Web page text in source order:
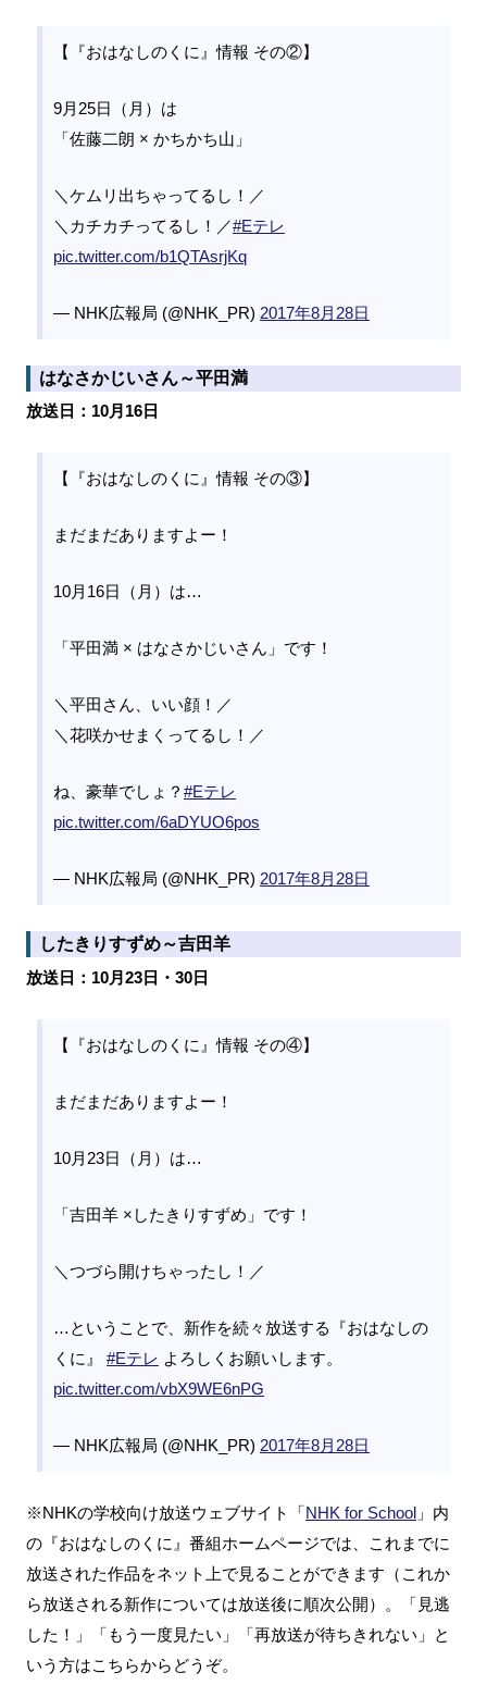
【『おはなしのくに』情報 その②】
9月25日（月）は
「佐藤二朗 × かちかち山」
＼ケムリ出ちゃってるし！／
＼カチカチってるし！／#Eテレ
pic.twitter.com/b1QTAsrjKq
— NHK広報局 (@NHK_PR) 2017年8月28日
はなさかじいさん～平田満
放送日：10月16日
【『おはなしのくに』情報 その③】
まだまだありますよー！
10月16日（月）は…
「平田満 × はなさかじいさん」です！
＼平田さん、いい顔！／
＼花咲かせまくってるし！／
ね、豪華でしょ？ #Eテレ
pic.twitter.com/6aDYUO6pos
— NHK広報局 (@NHK_PR) 2017年8月28日
したきりすずめ～吉田羊
放送日：10月23日・30日
【『おはなしのくに』情報 その④】
まだまだありますよー！
10月23日（月）は…
「吉田羊 ×したきりすずめ」です！
＼つづら開けちゃったし！／
…ということで、新作を続々放送する『おはなしの
くに』 #Eテレ よろしくお願いします。
pic.twitter.com/vbX9WE6nPG
— NHK広報局 (@NHK_PR) 2017年8月28日
※NHKの学校向け放送ウェブサイト「NHK for School 」内
の『おはなしのくに』番組ホームページでは、これまでに
放送された作品をネット上で見ることができます（これか
ら放送される新作については放送後に順次公開）。「見逃
した！」「もう一度見たい」「再放送が待ちきれない」と
いう方はこちらからどうぞ。